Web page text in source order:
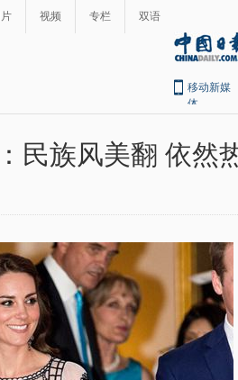
视频 专栏 双语
移动新媒
体
民族风美翻 依然